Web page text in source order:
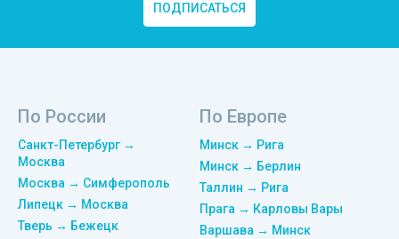
ПОДПИСАТЬСЯ
По России
Санкт-Петербург →
Москва
Москва → Симферополь
Липецк → Москва
Тверь → Бежецк
По Европе
Минск → Рига
Минск → Берлин
Таллин → Рига
Прага → Карловы Вары
Варшава → Минск